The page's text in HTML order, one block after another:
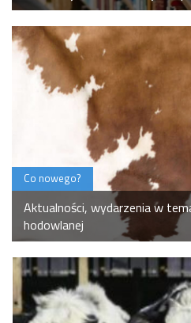
Co nowego?
Aktualności, wydarzenia w
hodowlanej